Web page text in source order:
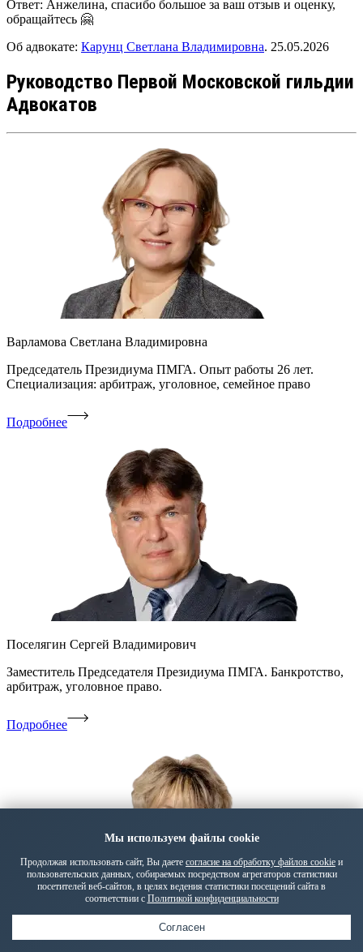
Ответ: Анжелина, спасибо большое за ваш отзыв и оценку,
обращайтесь 🤗
Об адвокате: Карунц Светлана Владимировна. 25.05.2026
Руководство Первой Московской гильдии
Адвокатов
Варламова Светлана Владимировна
Председатель Президиума ПМГА. Опыт работы 26 лет.
Специализация: арбитраж, уголовное, семейное право
Подробнее
Поселягин Сергей Владимирович
Заместитель Председателя Президиума ПМГА. Банкротство,
арбитраж, уголовное право.
Подробнее
Мы используем файлы cookie
Продолжая использовать сайт, Вы даете согласие на обработку файлов cookie и
пользовательских данных, собираемых посредством агрегаторов статистики
посетителей веб-сайтов, в целях ведения статистики посещений сайта в
соответствии с Политикой конфиденциальности
Согласен